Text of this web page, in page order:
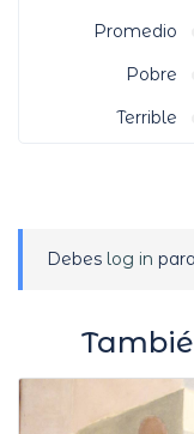
Promedio
Pobre
Terrible
Debes log in